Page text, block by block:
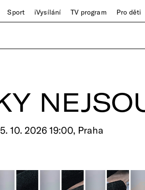
Sport iVysílání TV program Pro děti
10. 2026 19:00, Praha